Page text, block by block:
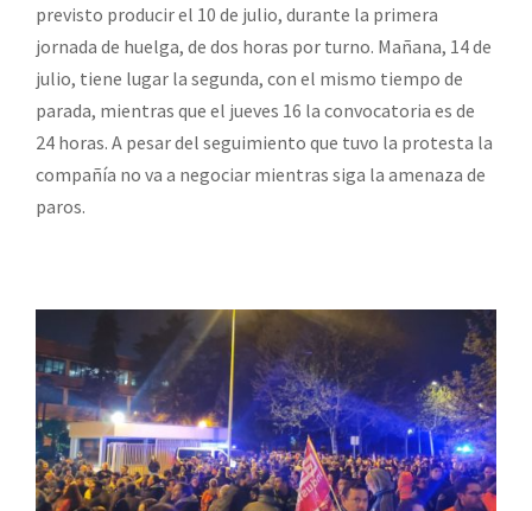
previsto producir el 10 de julio, durante la primera
jornada de huelga, de dos horas por turno. Mañana, 14 de
julio, tiene lugar la segunda, con el mismo tiempo de
parada, mientras que el jueves 16 la convocatoria es de
24 horas. A pesar del seguimiento que tuvo la protesta la
compañía no va a negociar mientras siga la amenaza de
paros.